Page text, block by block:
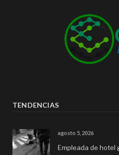
TENDENCIAS
agosto 5, 2026
Empleada de hotel